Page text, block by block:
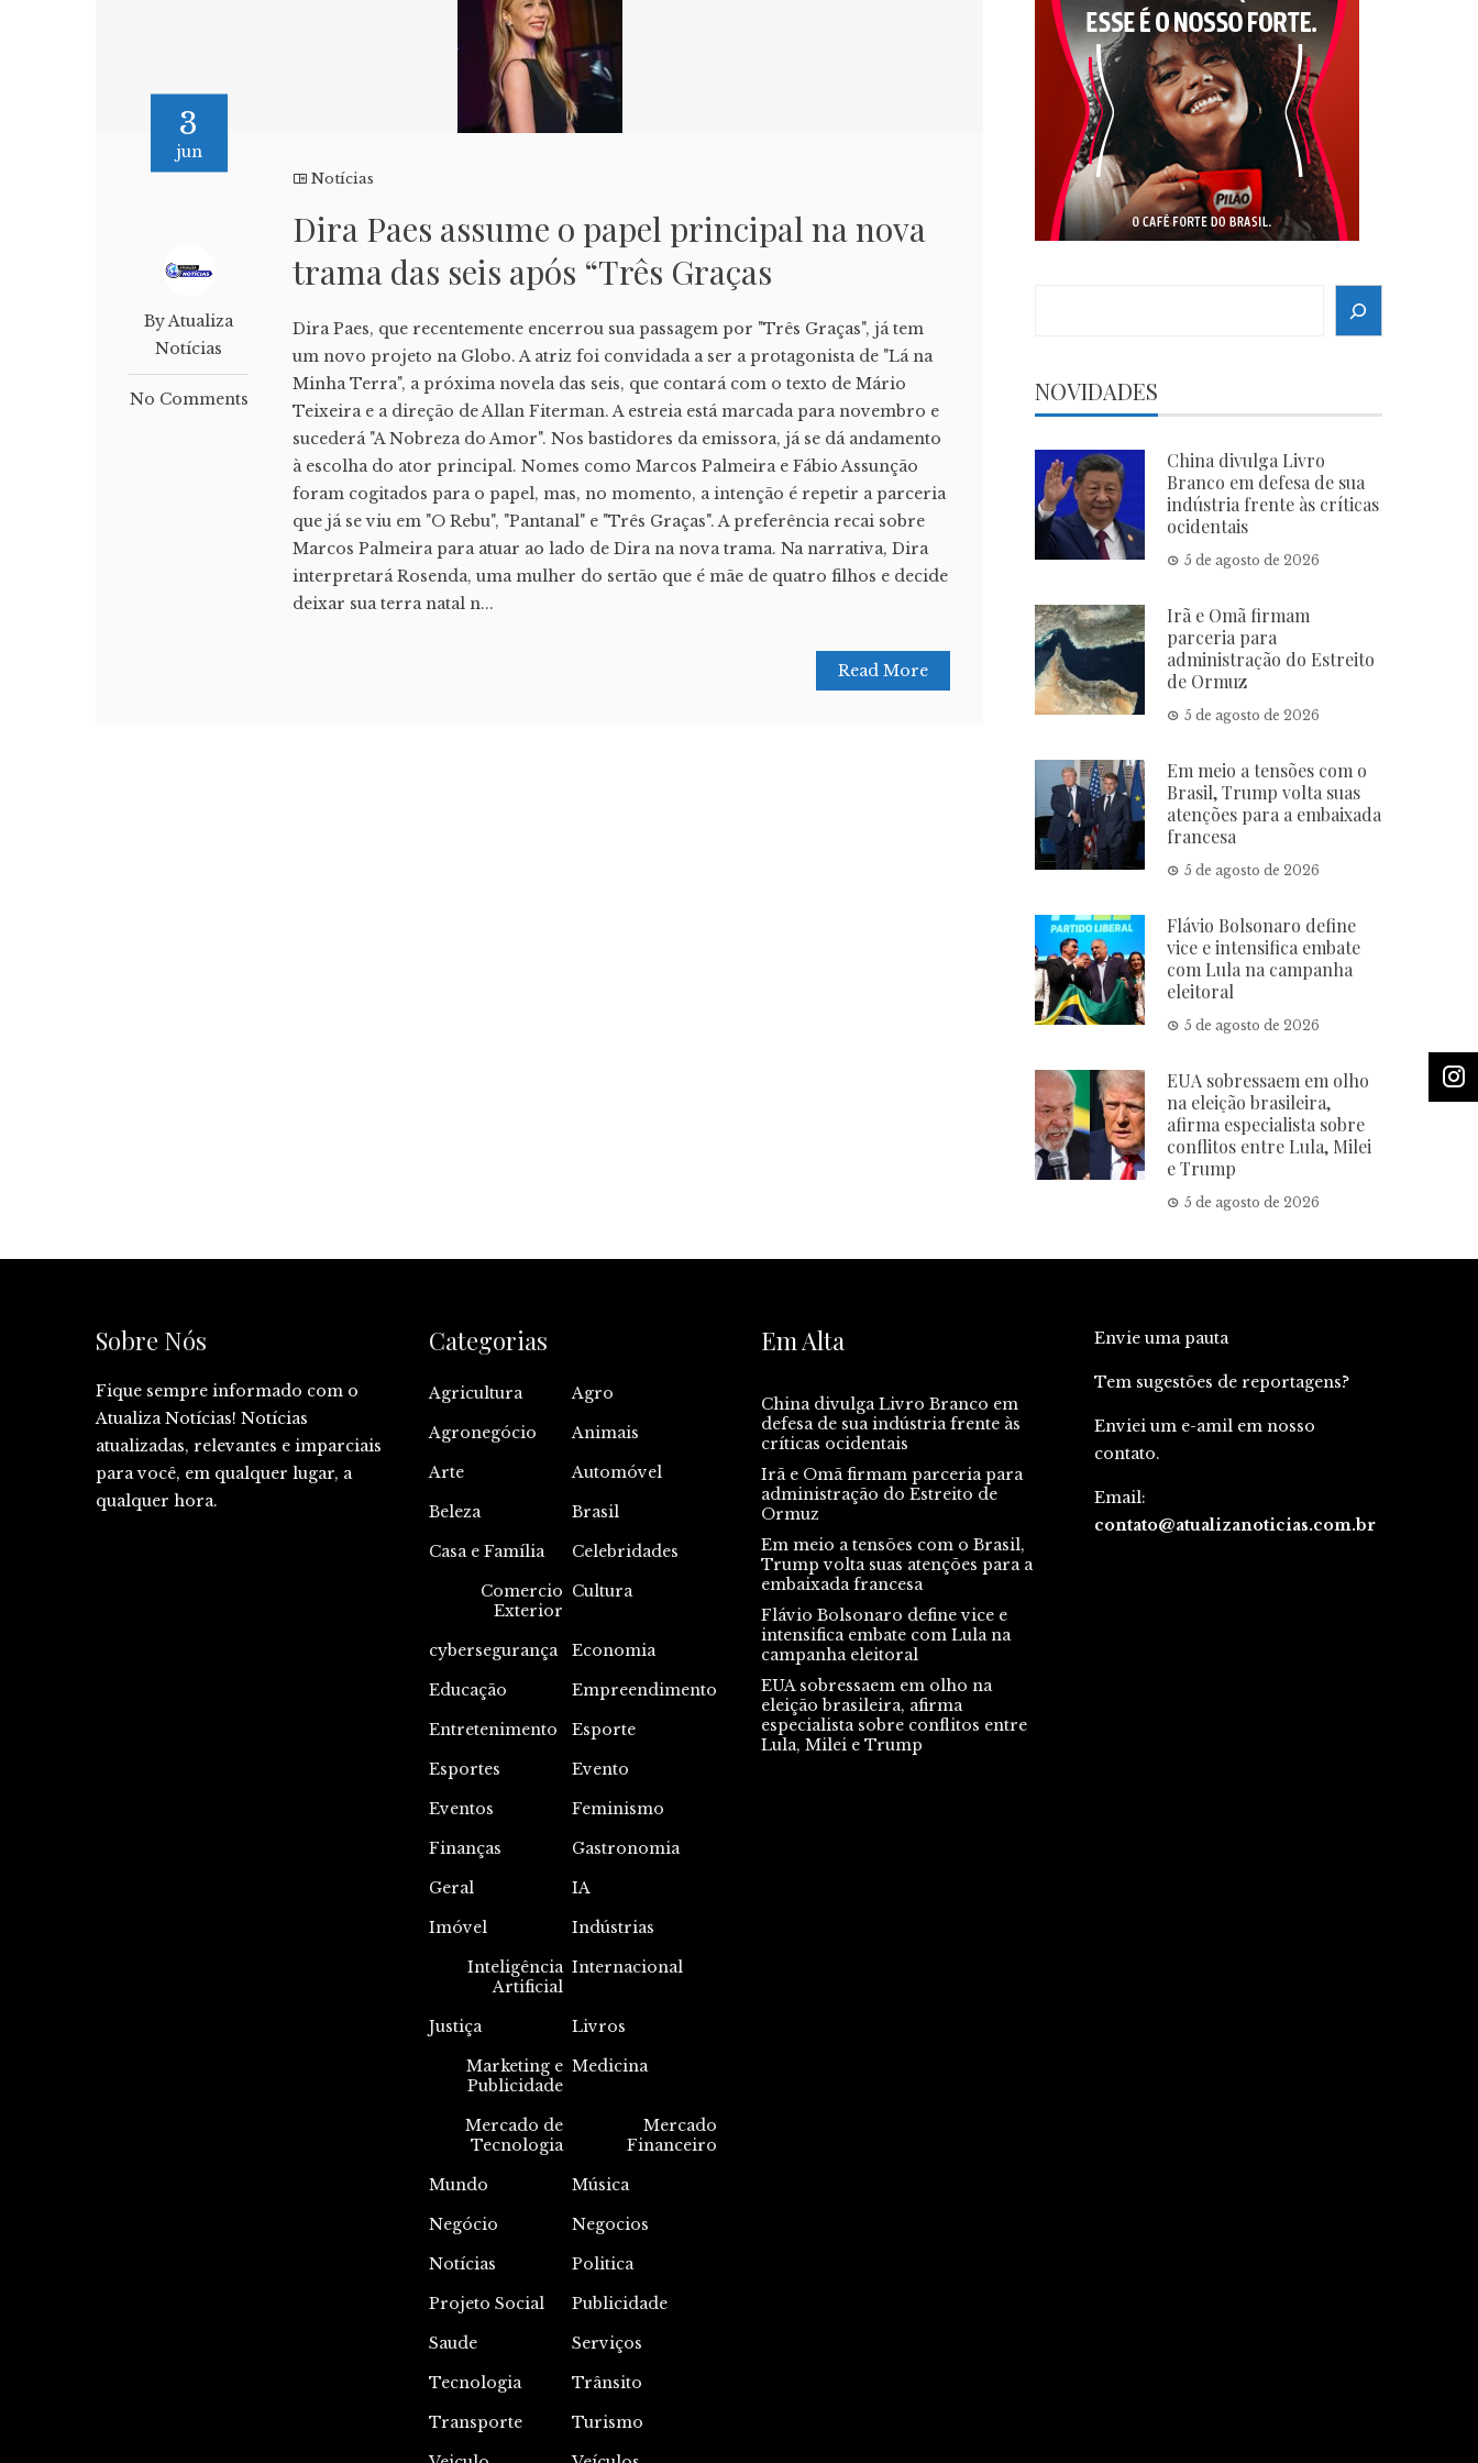
3
jun
By Atualiza
Notícias
No Comments
Notícias
Dira Paes assume o papel principal na nova
trama das seis após “Três Graças
Dira Paes, que recentemente encerrou sua passagem por "Três Graças", já tem
um novo projeto na Globo. A atriz foi convidada a ser a protagonista de "Lá na
Minha Terra", a próxima novela das seis, que contará com o texto de Mário
Teixeira e a direção de Allan Fiterman. A estreia está marcada para novembro e
sucederá "A Nobreza do Amor". Nos bastidores da emissora, já se dá andamento
à escolha do ator principal. Nomes como Marcos Palmeira e Fábio Assunção
foram cogitados para o papel, mas, no momento, a intenção é repetir a parceria
que já se viu em "O Rebu", "Pantanal" e "Três Graças". A preferência recai sobre
Marcos Palmeira para atuar ao lado de Dira na nova trama. Na narrativa, Dira
interpretará Rosenda, uma mulher do sertão que é mãe de quatro filhos e decide
deixar sua terra natal n...
Read More
NOVIDADES
China divulga Livro
Branco em defesa de sua
indústria frente às críticas
ocidentais
5 de agosto de 2026
Irã e Omã firmam
parceria para
administração do Estreito
de Ormuz
5 de agosto de 2026
Em meio a tensões com o
Brasil, Trump volta suas
atenções para a embaixada
francesa
5 de agosto de 2026
Flávio Bolsonaro define
vice e intensifica embate
com Lula na campanha
eleitoral
5 de agosto de 2026
EUA sobressaem em olho
na eleição brasileira,
afirma especialista sobre
conflitos entre Lula, Milei
e Trump
5 de agosto de 2026
Sobre Nós
Fique sempre informado com o
Atualiza Notícias! Notícias
atualizadas, relevantes e imparciais
para você, em qualquer lugar, a
qualquer hora.
Categorias
Agricultura
Agro
Agronegócio
Animais
Arte
Automóvel
Beleza
Brasil
Casa e Família
Celebridades
Comercio
Exterior
Cultura
cybersegurança
Economia
Educação
Empreendimento
Entretenimento
Esporte
Esportes
Evento
Eventos
Feminismo
Finanças
Gastronomia
Geral
IA
Imóvel
Indústrias
Inteligência
Artificial
Internacional
Justiça
Livros
Marketing e
Publicidade
Medicina
Mercado de
Tecnologia
Mercado
Financeiro
Mundo
Música
Negócio
Negocios
Notícias
Politica
Projeto Social
Publicidade
Saude
Serviços
Tecnologia
Trânsito
Transporte
Turismo
Em Alta
China divulga Livro Branco em
defesa de sua indústria frente às
críticas ocidentais
Irã e Omã firmam parceria para
administração do Estreito de
Ormuz
Em meio a tensões com o Brasil,
Trump volta suas atenções para a
embaixada francesa
Flávio Bolsonaro define vice e
intensifica embate com Lula na
campanha eleitoral
EUA sobressaem em olho na
eleição brasileira, afirma
especialista sobre conflitos entre
Lula, Milei e Trump
Envie uma pauta
Tem sugestões de reportagens?
Enviei um e-amil em nosso
contato.
Email:
contato@atualizanoticias.com.br